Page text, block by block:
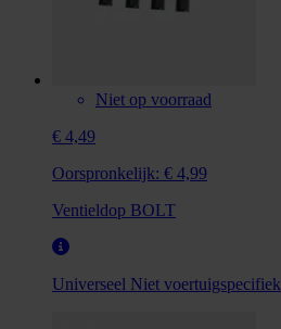
Niet op voorraad
€ 4,49
Oorspronkelijk: € 4,99
Ventieldop BOLT
Universeel Niet voertuigspecifiek